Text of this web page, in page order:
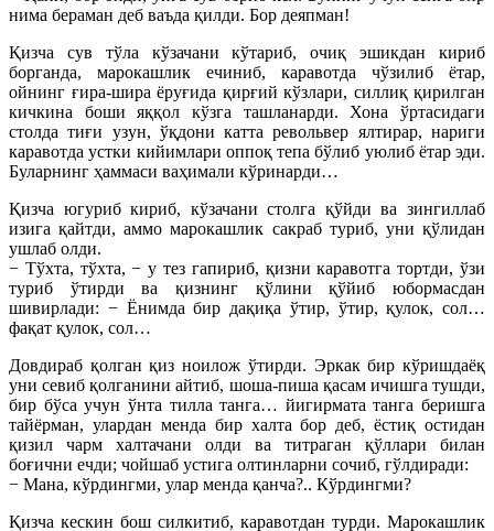
нима бераман деб ваъда қилди. Бор деяпман!
Қизча сув тўла кўзачани кўтариб, очиқ эшикдан кириб
борганда, марокашлик ечиниб, каравотда чўзилиб ётар,
ойнинг ғира-шира ёруғида қирғий кўзлари, силлиқ қирилган
кичкина боши яққол кўзга ташланарди. Хона ўртасидаги
столда тиғи узун, ўқдони катта револьвер ялтирар, нариги
каравотда устки кийимлари оппоқ тепа бўлиб уюлиб ётар эди.
Буларнинг ҳаммаси ваҳимали кўринарди…
Қизча югуриб кириб, кўзачани столга қўйди ва зингиллаб
изига қайтди, аммо марокашлик сакраб туриб, уни қўлидан
ушлаб олди.
− Тўхта, тўхта, − у тез гапириб, қизни каравотга тортди, ўзи
туриб ўтирди ва қизнинг қўлини қўйиб юбормасдан
шивирлади: − Ёнимда бир дақиқа ўтир, ўтир, қулок, сол…
фақат қулок, сол…
Довдираб қолган қиз ноилож ўтирди. Эркак бир кўришдаёқ
уни севиб қолганини айтиб, шоша-пиша қасам ичишга тушди,
бир бўса учун ўнта тилла танга… йигирмата танга беришга
тайёрман, улардан менда бир халта бор деб, ёстиқ остидан
қизил чарм халтачани олди ва титраган қўллари билан
боғични ечди; чойшаб устига олтинларни сочиб, гўлдиради:
− Мана, кўрдингми, улар менда қанча?.. Кўрдингми?
Қизча кескин бош силкитиб, каравотдан турди. Марокашлик